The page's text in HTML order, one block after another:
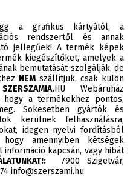
a grafikus kártyától, a
rendszertől és annak
jellegűek! A termék képek
kiegészítőket, amelyek a
bemutatását szolgálják, de
NEM szállítjuk, csak külön
SZERSZAMIA.HU Webáruház
a termékekhez pontos,
Sokesetben gyártók és
kerülnek felhasználásra,
idegen nyelvi fordításból
amennyiben kétségek
kapcsán, vagy hibát
7900 Szigetvár,
info@szerszami.hu